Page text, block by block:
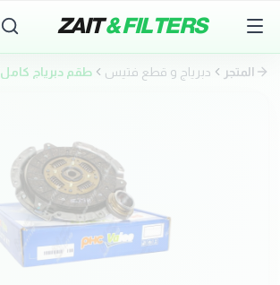
ZAIT& FILTERS
المتجر دبرياج و قطع فتيس طقم دبرياج كامل